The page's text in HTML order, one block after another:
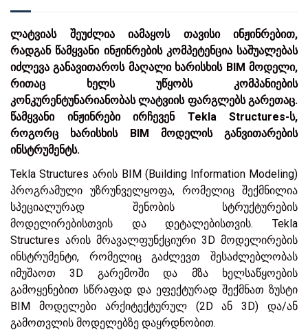
ლატვიას შეუძლია იამაყოს თავისი ინჟინრებით,
რადგან წამყვანი ინჟინრების კომპეტენცია საშუალებას
იძლევა განავითაროს მაღალი ხარისხის BIM მოდელი,
რითაც ხელს უწყობს კომპანიების
კონკურენტუნარიანობას ლატვიის ფარგლებს გარეთაც.
წამყვანი ინჟინრები ირჩევენ Tekla Structures-ს,
როგორც ხარისხის BIM მოდელის განვითარების
ინსტრუმენტს.
Tekla Structures არის BIM (Building Information Modeling)
პროგრამული უზრუნველყოფა, რომელიც შექმნილია
სპეციალურად შენობის სტრუქტურების
მოდელირებისთვის და დეტალებისთვის. Tekla
Structures არის მრავალფუნქციური 3D მოდელირების
ინსტრუმენტი, რომელიც გაძლევთ შესაძლებლობას
იმუშაოთ 3D გარემოში და მზა ხელსაწყოების
გამოყენებით სწრაფად და ეფექტურად შექმნათ ზუსტი
BIM მოდელები არქიტექტურულ (2D ან 3D) და/ან
გამოთვლის მოდელებზე დაყრდნობით.